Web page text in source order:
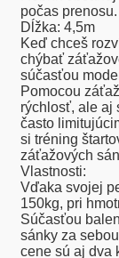
počas prenosu.
Dĺžka: 4,5m
Keď chceš
chýbať
súčasťou
Pomocou
rýchlosť, ale aj
často
si tréning
záťažových
Vlastnosti:
Vďaka svojej
150kg, pri
Súčasťou
sánky za
cene sú aj dva